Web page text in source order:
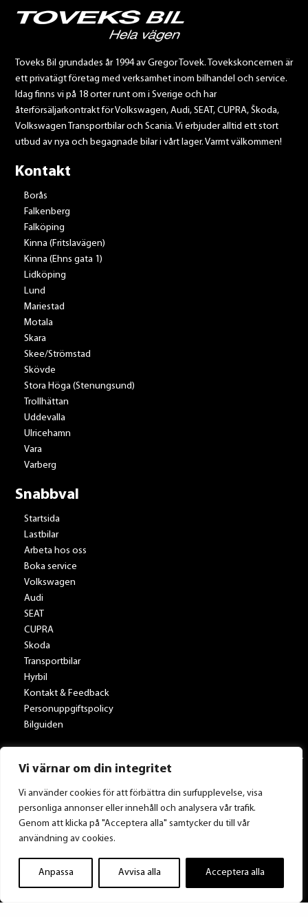
Vi värnar om din integritet
Vi använder cookies för att förbättra din surfupplevelse, visa
personliga annonser eller innehåll och analysera vår trafik.
Genom att klicka på "Acceptera alla" samtycker du till vår
användning av cookies.
Anpassa Avvisa alla Acceptera alla
Toveks Bil grundades år 1994 av Gregor Tovek. Tovekskoncernen är
ett privatägt företag med verksamhet inom bilhandel och service.
Idag finns vi på 18 orter runt om i Sverige och har
återförsäljarkontrakt för Volkswagen, Audi, SEAT, CUPRA, Škoda,
Volkswagen Transportbilar och Scania. Vi erbjuder alltid ett stort
utbud av nya och begagnade bilar i vårt lager. Varmt välkommen!
Kontakt
Borås
Falkenberg
Falköping
Kinna (Fritslavägen)
Kinna (Ehns gata 1)
Lidköping
Lund
Mariestad
Motala
Skara
Skee/Strömstad
Skövde
Stora Höga (Stenungsund)
Trollhättan
Uddevalla
Ulricehamn
Vara
Varberg
Snabbval
Startsida
Lastbilar
Arbeta hos oss
Boka service
Volkswagen
Audi
SEAT
CUPRA
Skoda
Transportbilar
Hyrbil
Kontakt & Feedback
Personuppgiftspolicy
Bilguiden